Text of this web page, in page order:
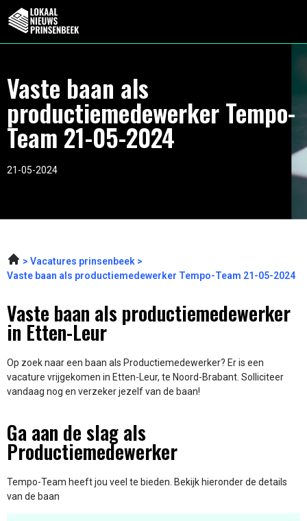
Vaste baan als
productiemedewerker Tempo-
Team 21-05-2024
21-05-2024
Vacatures prinsenbeek
Vaste baan als productiemedewerker Tempo-Team 21-05-2024
Vaste baan als productiemedewerker
in Etten-Leur
Op zoek naar een baan als Productiemedewerker? Er is een
vacature vrijgekomen in Etten-Leur, te Noord-Brabant. Solliciteer
vandaag nog en verzeker jezelf van de baan!
Ga aan de slag als
Productiemedewerker
Tempo-Team heeft jou veel te bieden. Bekijk hieronder de details
van de baan